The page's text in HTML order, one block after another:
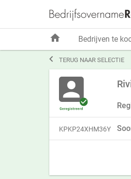
 TERUG NAAR SELECTIE
KPKP24XHM36Y
home Bedrijven te